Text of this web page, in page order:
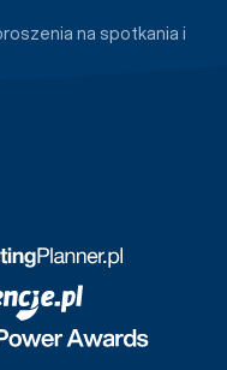
na spotkania i